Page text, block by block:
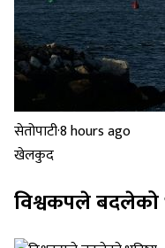
सेतोपाटी·8 hours ago
खेलकुद
विश्वकपले बदलेको